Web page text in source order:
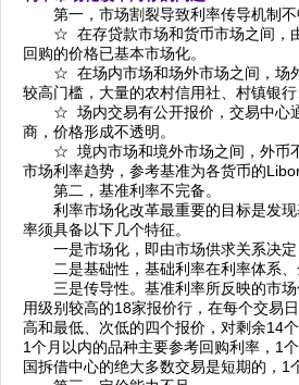
第一，市场割裂导致利率传导机制不
☆ 在存贷款市场和货币市场之间，由
回购的价格已基本市场化。
☆ 在场内市场和场外市场之间，场外
较高门槛，大量的农村信用社、村镇银
☆ 场内交易有公开报价，交易中心通
商，价格形成不透明。
☆ 境内市场和境外市场之间，外币不
市场利率趋势，参考基准为各货币的
第二，基准利率不完备。
利率市场化改革最重要的目标是发现
率须具备以下几个特征。
一是市场化，即由市场供求关系决定
二是基础性，基础利率在利率体系、
三是传导性。基准利率所反映的市场
用级别较高的18家报价行，在每个交易
高和最低、次低的四个报价，对剩余14
1个月以内的品种主要参考回购利率，1
国拆借中心的绝大多数交易是短期的，1